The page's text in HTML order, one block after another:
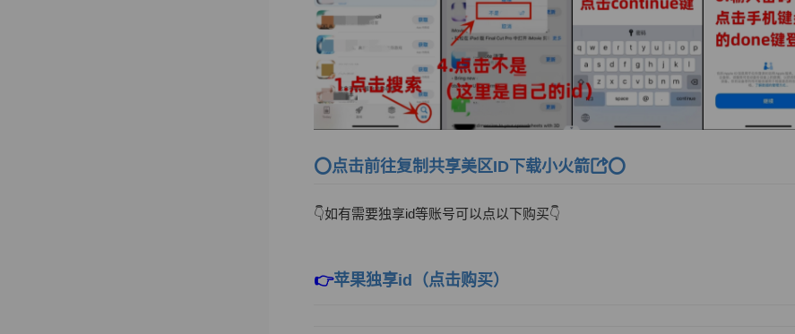
⭕️点击前往复制共享美区ID下载小火箭 ⭕️
👇如有需要独享id等账号可以点以下购买👇
👉苹果独享id（点击购买）